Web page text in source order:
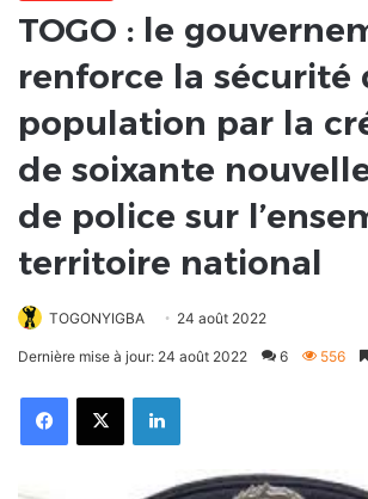
TOGO : le
renforce la sécurité
population par la
de soixante
de police sur
territoire national
TOGONYIGBA 24 août 2022
Dernière mise à jour: 24 août 2022 6 556
FacebookX Linkedin